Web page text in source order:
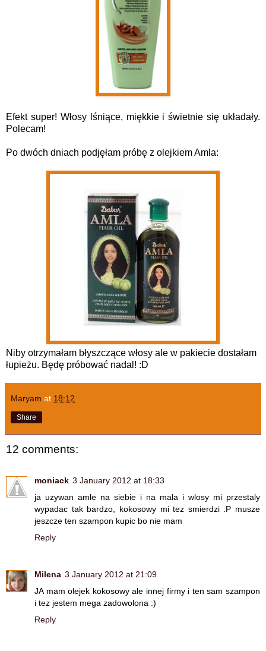
Efekt super! Włosy lśniące, miękkie i świetnie się układały.
Polecam!
Po dwóch dniach podjęłam próbę z olejkiem Amla:
Niby otrzymałam błyszczące włosy ale w pakiecie dostałam
łupieżu. Będę próbować nadal! :D
Maryam at 18:12
Share
12 comments:
moniack 3 January 2012 at 18:33
ja uzywan amle na siebie i na mala i wlosy mi przestaly
wypadac tak bardzo, kokosowy mi tez smierdzi :P musze
jeszcze ten szampon kupic bo nie mam
Reply
Milena 3 January 2012 at 21:09
JA mam olejek kokosowy ale innej firmy i ten sam szampon
i tez jestem mega zadowolona :)
Reply